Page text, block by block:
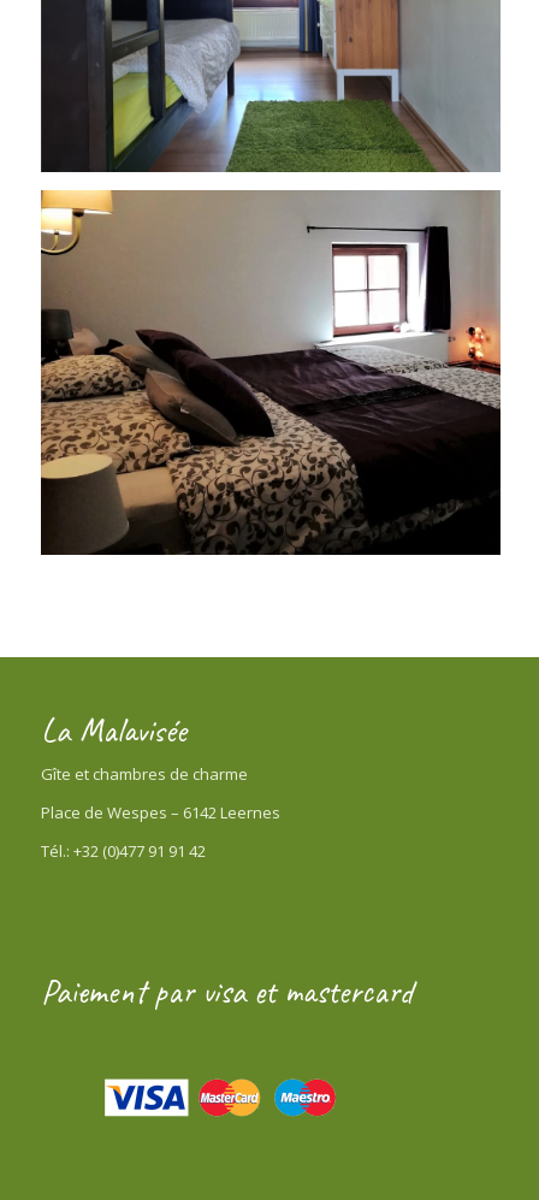
La Malavisée
Gîte et chambres de charme
Place de Wespes – 6142 Leernes
Tél.: +32 (0)477 91 91 42
Paiement par visa et mastercard